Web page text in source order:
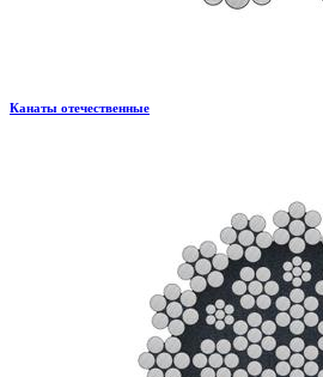
Канаты отечественные